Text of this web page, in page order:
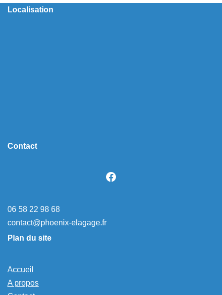
Localisation
Contact
06 58 22 98 68
contact@phoenix-elagage.fr
Plan du site
Accueil
A propos